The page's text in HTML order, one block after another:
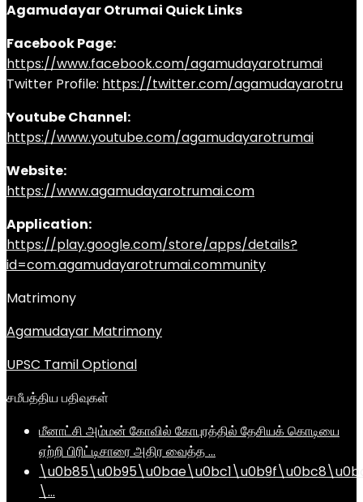
Agamudayar Otrumai Quick Links
Facebook Page:
https://www.facebook.com/agamudayarotrumai
Twitter Profile: https://twitter.com/agamudayarotru
Youtube Channel:
https://www.youtube.com/agamudayarotrumai
Website:
https://www.agamudayarotrumai.com
Application:
https://play.google.com/store/apps/details?
id=com.agamudayarotrumai.community
Matrimony
Agamudayar Matrimony
UPSC Tamil Optional
சமீபத்திய பதிவுகள்
மீனாட்சி அம்மன் கோவில் கோபுரத்தில் தேசியக் கொடியை
ஏற்றி பிரிட்டிசாரை அதிர வைத்த …
\…